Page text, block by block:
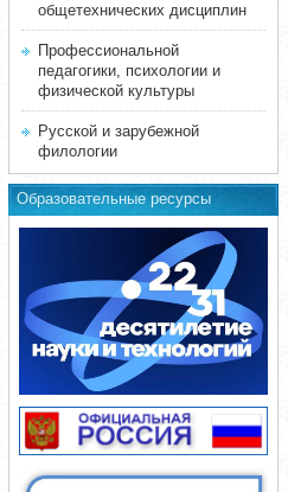
общетехнических дисциплин
Профессиональной
педагогики, психологии и
физической культуры
Русской и зарубежной
филологии
Образовательные ресурсы